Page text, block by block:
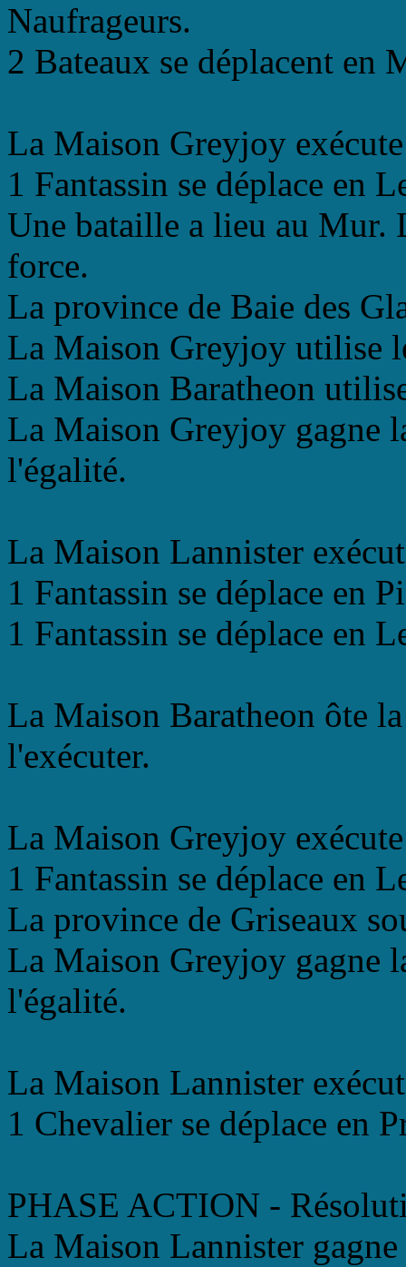
Naufrageurs.
2 Bateaux se déplacent en
La Maison Greyjoy
1 Fantassin se déplace en
Une bataille a lieu au Mur.
force.
La province de Baie des
La Maison Greyjoy utilise
La Maison Baratheon
La Maison Greyjoy gagne
l'égalité.
La Maison Lannister
1 Fantassin se déplace en
1 Fantassin se déplace en
La Maison Baratheon ôte
l'exécuter.
La Maison Greyjoy
1 Fantassin se déplace en
La province de Griseaux
La Maison Greyjoy gagne
l'égalité.
La Maison Lannister
1 Chevalier se déplace en
PHASE ACTION -
La Maison Lannister